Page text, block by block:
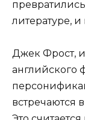
литературе, и
Джек Фрост,
английского
встречаются